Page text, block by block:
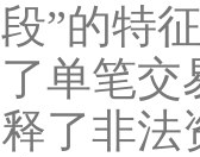
段”的特
了单笔交
释了非法